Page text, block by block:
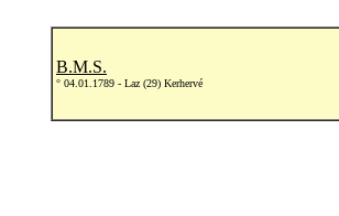
B.M.S.
° 04.01.1789 - Laz (29) Kerhervé